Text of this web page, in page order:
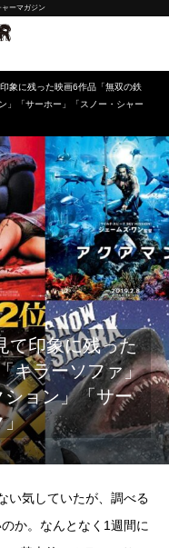
ャーマガジン
象に残った映画6作品「無双の鉄
」「サーホー」「スノー・シャー
て印象に残った
キラーソファ」
ョン」「サー
」
い気していたが、調べる
か。なんとなく1週間に